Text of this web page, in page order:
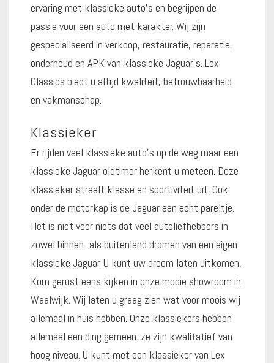
ervaring met klassieke auto’s en begrijpen de
passie voor een auto met karakter. Wij zijn
gespecialiseerd in verkoop, restauratie, reparatie,
onderhoud en APK van klassieke Jaguar’s. Lex
Classics biedt u altijd kwaliteit, betrouwbaarheid
en vakmanschap.
Klassieker
Er rijden veel klassieke auto’s op de weg maar een
klassieke Jaguar oldtimer herkent u meteen. Deze
klassieker straalt klasse en sportiviteit uit. Ook
onder de motorkap is de Jaguar een echt pareltje.
Het is niet voor niets dat veel autoliefhebbers in
zowel binnen- als buitenland dromen van een eigen
klassieke Jaguar. U kunt uw droom laten uitkomen.
Kom gerust eens kijken in onze mooie showroom in
Waalwijk. Wij laten u graag zien wat voor moois wij
allemaal in huis hebben. Onze klassiekers hebben
allemaal een ding gemeen: ze zijn kwalitatief van
hoog niveau. U kunt met een klassieker van Lex